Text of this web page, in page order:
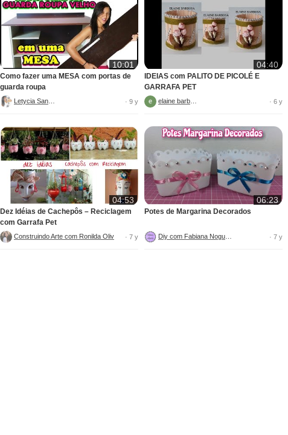
10:01
Como fazer uma MESA com portas de
guarda roupa
· 9 y
04:40
IDEIAS com PALITO DE PICOLÉ E
GARRAFA PET
· 6 y
TUDOPLANTA ARTESANATO COM CIMENTO
04:53
Dez Idéias de Cachepôs – Reciclagem
com Garrafa Pet
· 7 y
06:23
Potes de Margarina Decorados
· 7 y